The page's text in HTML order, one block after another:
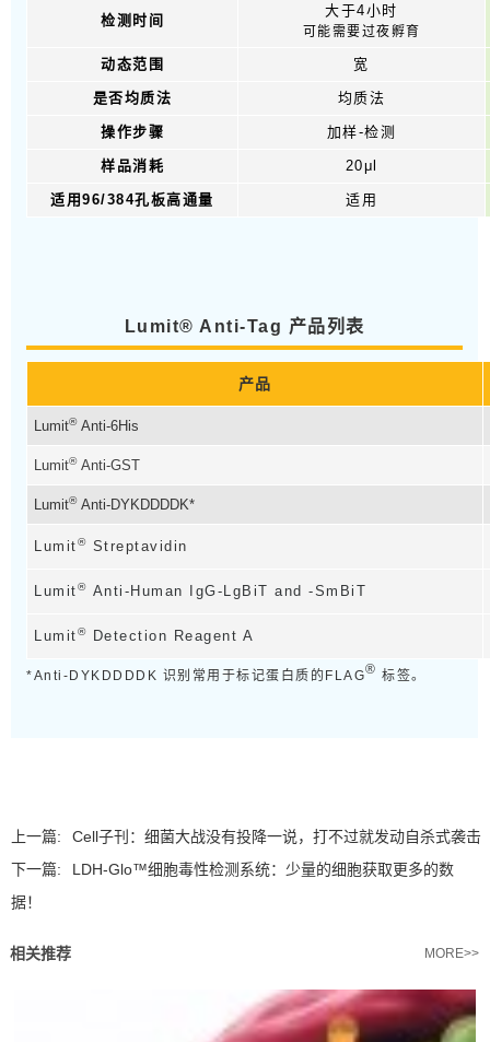
检测时间
大于4小时
可能需要过夜孵育
动态范围 宽
是否均质法 均质法
操作步骤 加样-检测
样品消耗 20μl
适用96/384孔板高通量 适用
Lumit® Anti-Tag 产品列表
产品
Lumit®Anti-6His
Lumit®Anti-GST
Lumit®Anti-DYKDDDDK*
Lumit® Streptavidin
Lumit® Anti-Human IgG-LgBiT and -SmBiT
Lumit® Detection Reagent A
*Anti-DYKDDDDK 识别常用于标记蛋白质的FLAG® 标签。
上一篇:
Cell子刊：细菌大战没有投降一说，打不过就发动自杀式袭击
下一篇:
LDH-Glo™细胞毒性检测系统：少量的细胞获取更多的数
据！
相关推荐 MORE>>